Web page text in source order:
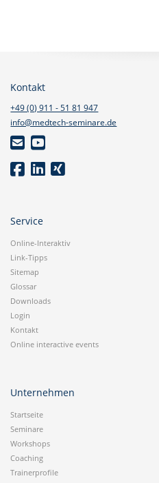
Kontakt
+49 (0) 911 - 51 81 947
info@medtech-seminare.de
Service
Online-Interaktiv
Link-Tipps
Sitemap
Glossar
Downloads
Login
Kontakt
Online interactive events
Unternehmen
Startseite
Seminare
Workshops
Coaching
Trainerprofile